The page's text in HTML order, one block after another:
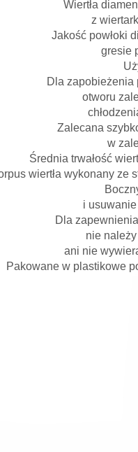
Wiertła
z
Jakość powłoki
gresie
Dla zapobieżenia
otworu
Zalecana
w
Średnia trwałość
wiertła wykonany ze
i
Dla
nie
ani nie
Pakowane w plastikowe